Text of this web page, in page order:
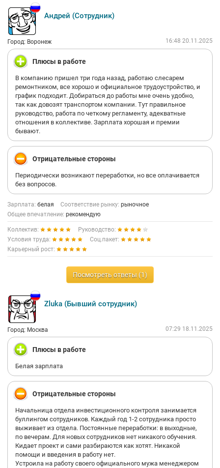
Андрей (Сотрудник)
Город: Воронеж 16:48 20.11.2025
Плюсы в работе
В компанию пришел три года назад, работаю слесарем
ремонтником, все хорошо и официальное трудоустройство, и
график подходит. Добираться до работы мне очень удобно,
так как довозят транспортом компании. Тут правильное
руководство, работа по четкому регламенту, адекватные
отношения в коллективе. Зарплата хорошая и премии
бывают.
Отрицательные стороны
Периодически возникают переработки, но все оплачивается
без вопросов.
Зарплата: белая Соответствие рынку: рыночное
Общее впечатление: рекомендую
Коллектив:
Руководство:
Условия труда:
Соц.пакет:
Карьерный рост:
Посмотреть ответы (1)
Zluka (Бывший сотрудник)
Город: Москва 07:29 18.11.2025
Плюсы в работе
Белая зарплата
Отрицательные стороны
Начальница отдела инвестиционного контроля занимается
буллингом сотрудников. Каждый год 1-2 сотрудника просто
выживает из отдела. Постоянные переработки: в выходные,
по вечерам. Для новых сотрудников нет никакого обучения.
Кидает проект и сами разбираются как хотят. Никакой
помощи и введения в работу нет.
Устроила на работу своего официального мужа менеджером